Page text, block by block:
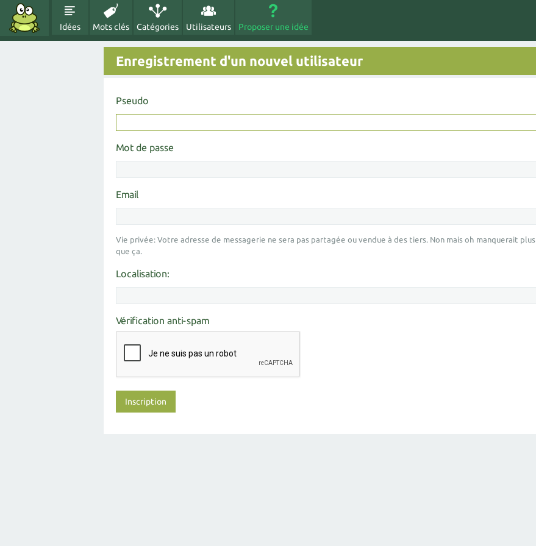
Idées Mots clés Catégories Utilisateurs Proposer une idée
Enregistrement d'un nouvel utilisateur
Pseudo
Mot de passe
Email
Vie privée: Votre adresse de messagerie ne sera pas partagée ou vendue à des tiers. Non mais oh manquerait plus
que ça.
Localisation:
Vérification anti-spam